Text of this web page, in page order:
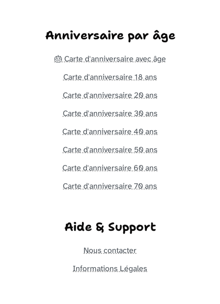
Anniversaire par âge
🎂 Carte d'anniversaire avec âge
Carte d'anniversaire 18 ans
Carte d'anniversaire 20 ans
Carte d'anniversaire 30 ans
Carte d'anniversaire 40 ans
Carte d'anniversaire 50 ans
Carte d'anniversaire 60 ans
Carte d'anniversaire 70 ans
Aide & Support
Nous contacter
Informations Légales